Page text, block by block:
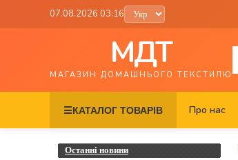
07.08.2026 03:16
МДТ
МАГАЗИН ДОМАШНЬОГО ТЕКСТИЛЮ
☰КАТАЛОГ ТОВАРІВ Про нас
Останні новини